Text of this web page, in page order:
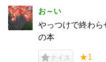
お～い
やっつけで終わら
の本
ナイス ★1